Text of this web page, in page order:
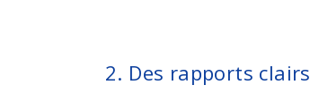
2. Des rapports clairs